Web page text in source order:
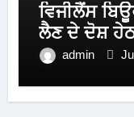
ਵਿਜੀਲੈਂਸ
ਲੈਣ ਦੇ ਦੋਸ਼
admin